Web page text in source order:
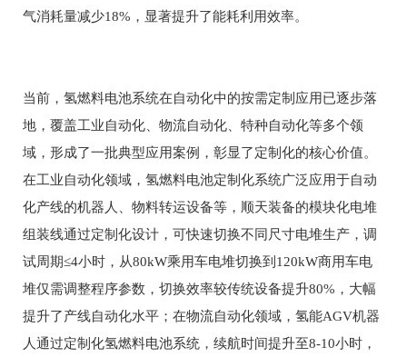
气消耗量减少18%，显著提升了能耗利用效率。
当前，氢燃料电池系统在自动化中的按需定制应用已逐步落
地，覆盖工业自动化、物流自动化、特种自动化等多个领
域，形成了一批典型应用案例，彰显了定制化的核心价值。
在工业自动化领域，氢燃料电池定制化系统广泛应用于自动
化产线的机器人、物料转运设备等，顺天装备的模块化电堆
组装线通过定制化设计，可快速切换不同尺寸电堆生产，调
试周期≤4小时，从80kW乘用车电堆切换到120kW商用车电
堆仅需调整程序参数，切换效率较传统设备提升80%，大幅
提升了产线自动化水平；在物流自动化领域，氢能AGV机器
人通过定制化氢燃料电池系统，续航时间提升至8-10小时，